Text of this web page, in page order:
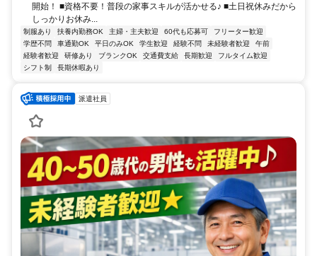
開始！ ■資格不要！普段の家事スキルが活かせる♪ ■土日祝休みだから
しっかりお休み...
制服あり 扶養内勤務OK 主婦・主夫歓迎 60代も応募可
フリーター歓迎
学歴不問
車通勤OK 平日のみOK 学生歓迎 経験不問 未経験者歓迎
午前
経験者歓迎
研修あり ブランクOK 交通費支給 長期歓迎
フルタイム歓迎
シフト制
長期休暇あり
派遣社員